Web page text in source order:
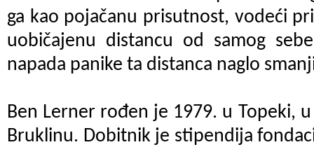
ga kao pojačanu prisutnost, vodeći
uobičajenu distancu od samog
napada panike ta distanca naglo
Ben Lerner rođen je 1979. u Topeki,
Bruklinu. Dobitnik je stipendija